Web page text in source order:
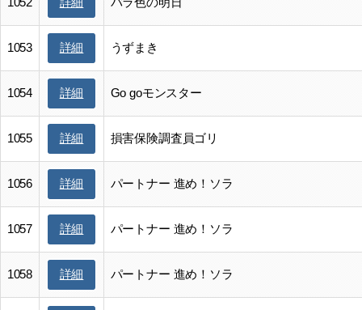
1053 詳細 うずまき
1054 詳細 Go goモンスター
1055 詳細 損害保険調査員ゴリ
1056 詳細 パートナー 進め！ソラ
1057 詳細 パートナー 進め！ソラ
1058 詳細 パートナー 進め！ソラ